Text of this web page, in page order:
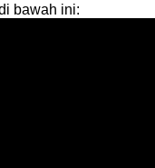
bawah ini: